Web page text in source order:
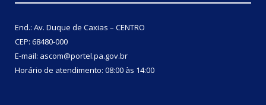
End.: Av. Duque de Caxias – CENTRO
CEP: 68480-000
E-mail: ascom@portel.pa.gov.br
Horário de atendimento: 08:00 às 14:00